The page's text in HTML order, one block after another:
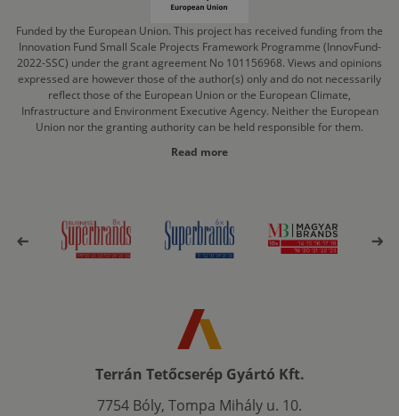
Funded by the European Union. This project has received funding from the
Innovation Fund Small Scale Projects Framework Programme (InnovFund-
2022-SSC) under the grant agreement No 101156968. Views and opinions
expressed are however those of the author(s) only and do not necessarily
reflect those of the European Union or the European Climate,
Infrastructure and Environment Executive Agency. Neither the European
Union nor the granting authority can be held responsible for them.
Read more
Terrán Tetőcserép Gyártó Kft.
7754 Bóly, Tompa Mihály u. 10.